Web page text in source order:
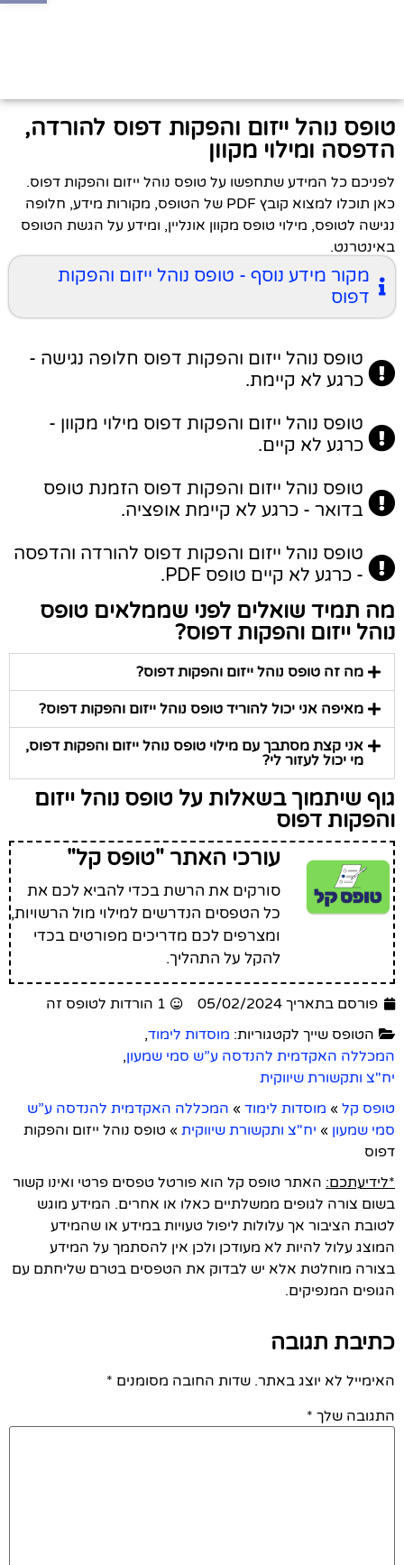
טופס נוהל ייזום והפקות דפוס להורדה,
הדפסה ומילוי מקוון
לפניכם כל המידע שתחפשו על טופס נוהל ייזום והפקות דפוס.
כאן תוכלו למצוא קובץ PDF של הטופס, מקורות מידע, חלופה
נגישה לטופס, מילוי טופס מקוון אונליין, ומידע על הגשת הטופס
באינטרנט.
מקור מידע נוסף - טופס נוהל ייזום והפקות
דפוס
טופס נוהל ייזום והפקות דפוס חלופה נגישה -
כרגע לא קיימת.
טופס נוהל ייזום והפקות דפוס מילוי מקוון -
כרגע לא קיים.
טופס נוהל ייזום והפקות דפוס הזמנת טופס
בדואר - כרגע לא קיימת אופציה.
טופס נוהל ייזום והפקות דפוס להורדה והדפסה
- כרגע לא קיים טופס PDF.
מה תמיד שואלים לפני שממלאים טופס
נוהל ייזום והפקות דפוס?
מה זה טופס נוהל ייזום והפקות דפוס?
מאיפה אני יכול להוריד טופס נוהל ייזום והפקות דפוס?
אני קצת מסתבך עם מילוי טופס נוהל ייזום והפקות דפוס,
מי יכול לעזור לי?
גוף שיתמוך בשאלות על טופס נוהל ייזום
והפקות דפוס
עורכי האתר "טופס קל"
סורקים את הרשת בכדי להביא לכם את
כל הטפסים הנדרשים למילוי מול הרשויות,
ומצרפים לכם מדריכים מפורטים בכדי
להקל על התהליך.
פורסם בתאריך 05/02/2024
1 הורדות לטופס זה
הטופס שייך לקטגוריות: מוסדות לימוד,
המכללה האקדמית להנדסה ע”ש סמי שמעון,
יח"צ ותקשורת שיווקית
טופס קל » מוסדות לימוד » המכללה האקדמית להנדסה ע”ש
סמי שמעון » יח"צ ותקשורת שיווקית » טופס נוהל ייזום והפקות
דפוס
*לידיעתכם: האתר טופס קל הוא פורטל טפסים פרטי ואינו קשור
בשום צורה לגופים ממשלתיים כאלו או אחרים. המידע מוגש
לטובת הציבור אך עלולות ליפול טעויות במידע או שהמידע
המוצג עלול להיות לא מעודכן ולכן אין להסתמך על המידע
בצורה מוחלטת אלא יש לבדוק את הטפסים בטרם שליחתם עם
הגופים המנפיקים.
כתיבת תגובה
האימייל לא יוצג באתר. שדות החובה מסומנים *
התגובה שלך *